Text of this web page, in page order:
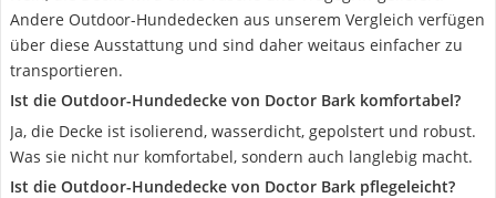
Andere Outdoor-Hundedecken aus unserem Vergleich verfügen
über diese Ausstattung und sind daher weitaus einfacher zu
transportieren.
Ist die Outdoor-Hundedecke von Doctor Bark komfortabel?
Ja, die Decke ist isolierend, wasserdicht, gepolstert und robust.
Was sie nicht nur komfortabel, sondern auch langlebig macht.
Ist die Outdoor-Hundedecke von Doctor Bark pflegeleicht?